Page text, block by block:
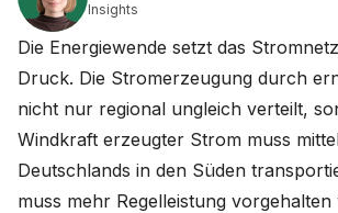
Insights
Die Energiewende setzt das
Druck. Die Stromerzeugung durch
nicht nur regional ungleich verteilt,
Windkraft erzeugter Strom muss
Deutschlands in den Süden
muss mehr Regelleistung